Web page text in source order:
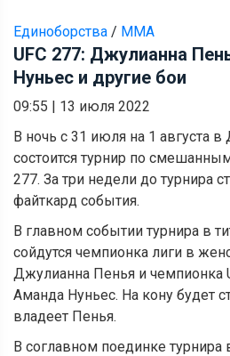
Единоборства / ММА
UFC 277: Джулианна
Нуньес и другие бои
09:55 | 13 июля 2022
В ночь с 31 июля на 1 августа
состоится турнир по
277. За три недели до турнира
файткард события.
В главном событии турнира в
сойдутся чемпионка лиги в
Джулианна Пенья и чемпионка
Аманда Нуньес. На кону будет
владеет Пенья.
В соглавном поединке